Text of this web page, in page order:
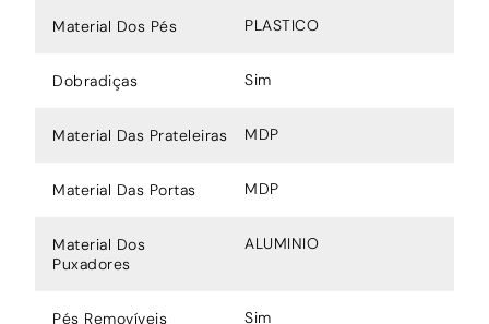
Material Dos Pés PLASTICO
Dobradiças Sim
Material Das Prateleiras MDP
Material Das Portas MDP
Material Dos
Puxadores
ALUMINIO
Pés Removíveis Sim